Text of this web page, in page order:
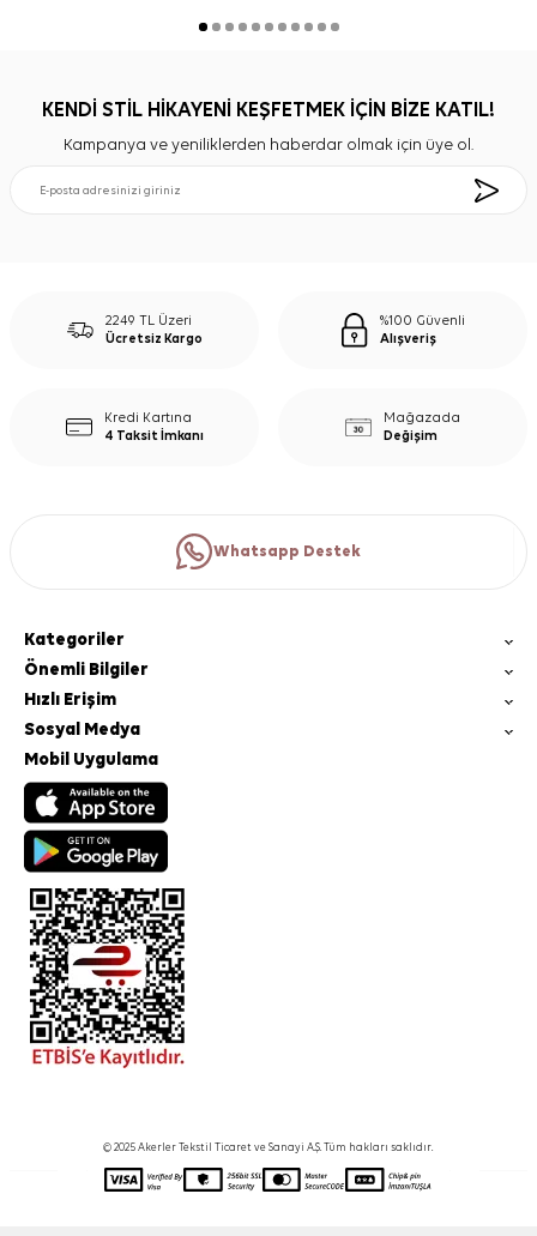
KENDİ STİL HİKAYENİ KEŞFETMEK İÇİN BİZE KATIL!
Kampanya ve yeniliklerden haberdar olmak için üye ol.
2249 TL Üzeri
Ücretsiz Kargo
%100 Güvenli
Alışveriş
Kredi Kartına
4 Taksit İmkanı
Mağazada
Değişim
Whatsapp Destek
Kategoriler
Önemli Bilgiler
Hızlı Erişim
Sosyal Medya
Mobil Uygulama
© 2025 Akerler Tekstil Ticaret ve Sanayi A.Ş. Tüm hakları saklıdır.